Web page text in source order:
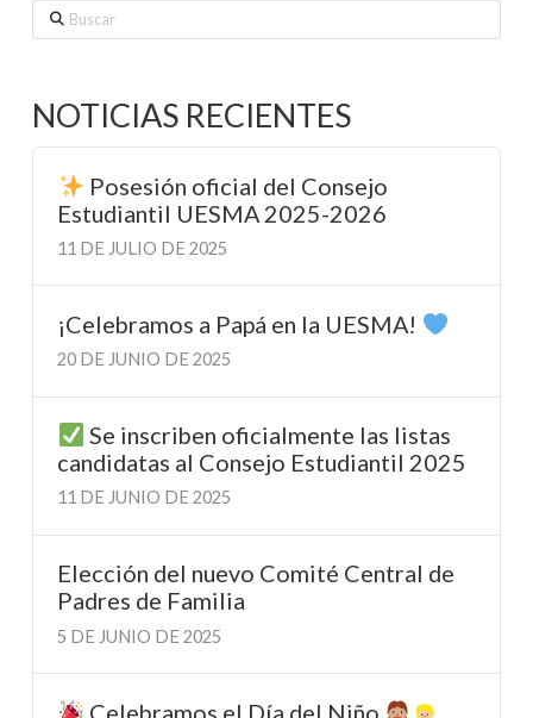
Buscar
NOTICIAS RECIENTES
Posesión oficial del Consejo
Estudiantil UESMA 2025-2026
11 DE JULIO DE 2025
¡Celebramos a Papá en la UESMA!
20 DE JUNIO DE 2025
Se inscriben oficialmente las listas
candidatas al Consejo Estudiantil 2025
11 DE JUNIO DE 2025
Elección del nuevo Comité Central de
Padres de Familia
5 DE JUNIO DE 2025
Celebramos el Día del Niño